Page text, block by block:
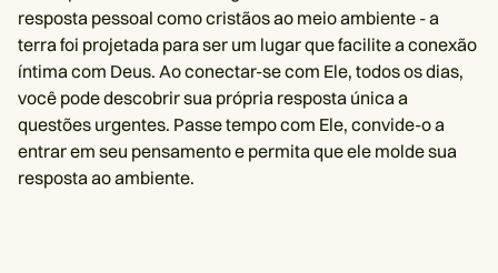
resposta pessoal como cristãos ao meio ambiente - a
terra foi projetada para ser um lugar que facilite a conexão
íntima com Deus. Ao conectar-se com Ele, todos os dias,
você pode descobrir sua própria resposta única a
questões urgentes. Passe tempo com Ele, convide-o a
entrar em seu pensamento e permita que ele molde sua
resposta ao ambiente.